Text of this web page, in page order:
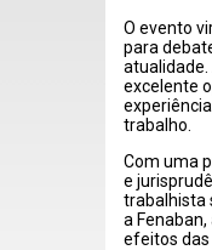
O evento
para
excelente
trabalho.
Com uma
e
trabalhista
a Fenaban,
efeitos das